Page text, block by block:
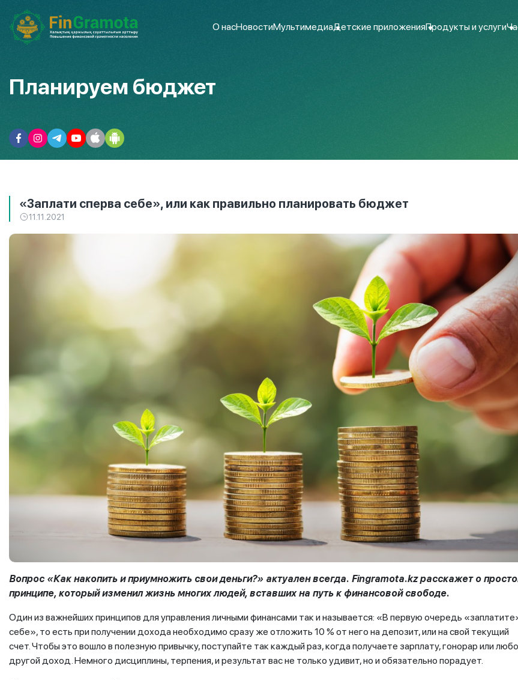
О насНовостиМультимедиаДетские приложенияПродукты и услуги
Планируем бюджет
«Заплати сперва себе», или как правильно планировать бюджет
11.11.2021
Вопрос «Как накопить и приумножить свои деньги?» актуален всегда. Fingramota.kz расскажет о
принципе, который изменил жизнь многих людей, вставших на путь к финансовой свободе.
Один из важнейших принципов для управления личными финансами так и называется: «В первую очередь
себе», то есть при получении дохода необходимо сразу же отложить 10 % от него на депозит, или на свой текущий
счет. Чтобы это вошло в полезную привычку, поступайте так каждый раз, когда получаете зарплату, гонорар или
другой доход. Немного дисциплины, терпения, и результат вас не только удивит, но и обязательно порадует.